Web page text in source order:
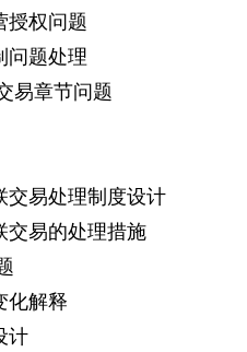
授权问题
问题处理
易章节问题
交易处理制度设计
交易的处理措施
化解释
计